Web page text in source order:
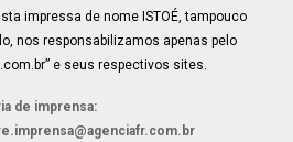
impressa de nome ISTOÉ, tampouco
nos responsabilizamos apenas pelo
e seus respectivos sites.
de imprensa: